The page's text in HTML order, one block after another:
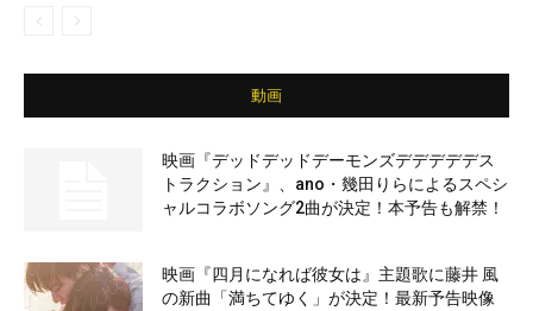
動画
映画『デッドデッドデーモンズデデデデデス
トラクション』、ano・幾田りらによるスペシ
ャルコラボソング2曲が決定！本予告も解禁！
映画『四月になれば彼女は』主題歌に藤井 風
の新曲「満ちてゆく」が決定！最新予告映像